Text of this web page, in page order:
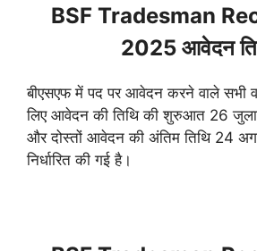
BSF Tradesman
2025 आवेदन
बीएसएफ में पद पर आवेदन करने वाले सभी
लिए आवेदन की तिथि की शुरुआत 26
और दोस्तों आवेदन की अंतिम तिथि 24
निर्धारित की गई है।